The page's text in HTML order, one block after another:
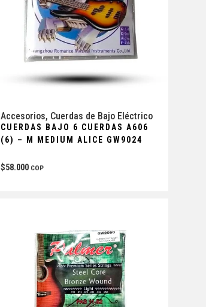
Accesorios, Cuerdas de Bajo Eléctrico
CUERDAS BAJO 6 CUERDAS A606
(6) – M MEDIUM ALICE GW9024
$58.000 COP